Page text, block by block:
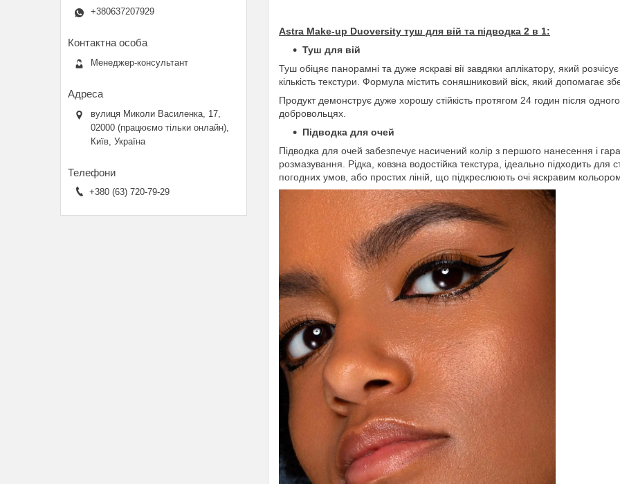
Astra Make-up Duoversity туш для вій та підводка 2 в 1:
Туш для вій
Туш обіцяє панорамні та дуже яскраві вії завдяки аплікатору, який
кількість текстури. Формула містить соняшниковий віск, який допомагає
Продукт демонструє дуже хорошу стійкість протягом 24 годин після
добровольцях.
Підводка для очей
Підводка для очей забезпечує насичений колір з першого нанесення і
розмазування. Рідка, ковзна водостійка текстура, ідеально підходить
погодних умов, або простих ліній, що підкреслюють очі яскравим
+380637207929
Менеджер-консультант
вулиця Миколи Василенка, 17,
02000 (працюємо тільки онлайн),
Київ, Україна
+380 (63) 720-79-29